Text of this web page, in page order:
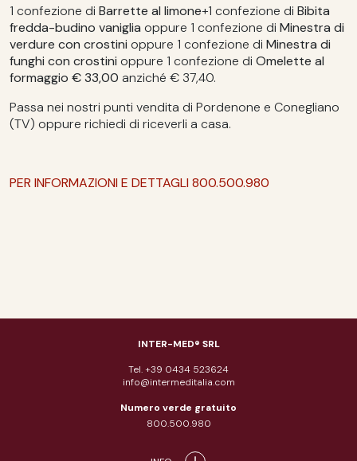
1 confezione di Barrette al limone+1 confezione di Bibita
fredda-budino vaniglia oppure 1 confezione di Minestra di
verdure con crostini oppure 1 confezione di Minestra di
funghi con crostini oppure 1 confezione di Omelette al
formaggio € 33,00 anziché € 37,40.
Passa nei nostri punti vendita di Pordenone e Conegliano
(TV) oppure richiedi di riceverli a casa.
PER INFORMAZIONI E DETTAGLI 800.500.980
INTER-MED® SRL
Tel. +39 0434 523624
info@intermeditalia.com
Numero verde gratuito
800.500.980